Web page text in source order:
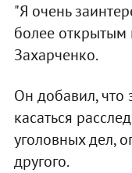
"Я очень
более открытым
Захарченко.
Он добавил, что
касаться
уголовных дел,
другого.